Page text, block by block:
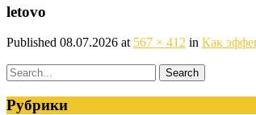
letovo
Published 08.07.2026 at 567 × 412 in Как
Рубрики